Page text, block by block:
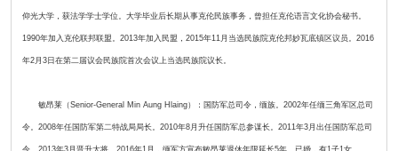
仰光大学，获法学学士学位。大学毕业后长期从事克伦民族事务，曾担任克伦语言文化协会秘书。
1990年加入克伦联邦联盟。2013年加入民盟，2015年11月当选民族院克伦邦妙瓦底镇区议员。2016
年2月3日在第二届议会民族院首次会议上当选民族院议长。
敏昂莱（Senior-General Min Aung Hlaing）：国防军总司令，缅族。2002年任缅三角军区总司
令。2008年任国防军第二特战局局长。2010年8月升任国防军总参谋长。2011年3月出任国防军总司